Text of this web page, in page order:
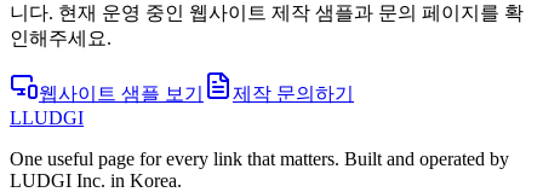
니다. 현재 운영 중인 웹사이트 제작 샘플과 문의 페이지를 확
인해주세요.
웹사이트 샘플 보기
제작 문의하기
LLUDGI
One useful page for every link that matters. Built and operated by
LUDGI Inc. in Korea.